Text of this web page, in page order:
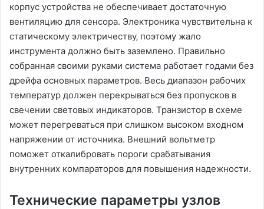
корпус устройства не обеспечивает достаточную
вентиляцию для сенсора. Электроника чувствительна к
статическому электричеству‚ поэтому жало
инструмента должно быть заземлено. Правильно
собранная своими руками система работает годами без
дрейфа основных параметров. Весь диапазон рабочих
температур должен перекрываться без пропусков в
свечении световых индикаторов. Транзистор в схеме
может перегреваться при слишком высоком входном
напряжении от источника. Внешний вольтметр
поможет откалибровать пороги срабатывания
внутренних компараторов для повышения надежности.
Технические параметры узлов